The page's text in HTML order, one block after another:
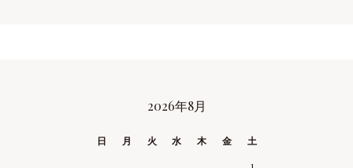
2026年8月
日 月 火 水 木 金
土
1